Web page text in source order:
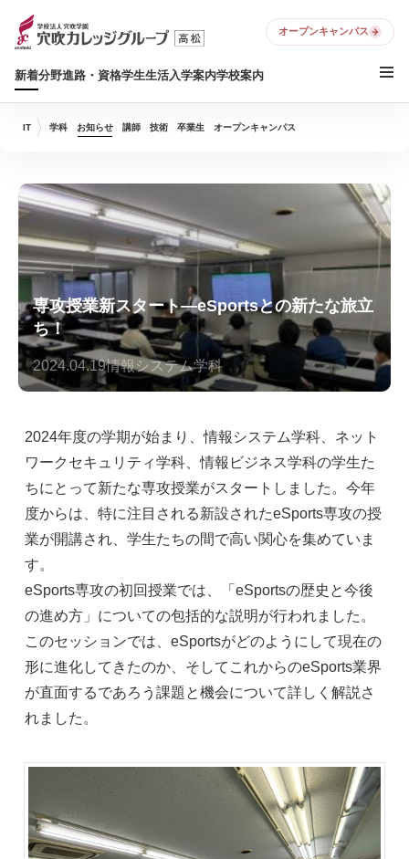
新着分野進路・資格学生生活入学案内学校案内
オープンキャンパス
IT 学科 お知らせ 講師 技術 卒業生 オープンキャンパス
専攻授業新スタート—eSportsとの新たな旅立
ち！
2024.04.19情報システム学科
2024年度の学期が始まり、情報システム学科、ネット
ワークセキュリティ学科、情報ビジネス学科の学生た
ちにとって新たな専攻授業がスタートしました。今年
度からは、特に注目される新設されたeSports専攻の授
業が開講され、学生たちの間で高い関心を集めていま
す。
eSports専攻の初回授業では、「eSportsの歴史と今後
の進め方」についての包括的な説明が行われました。
このセッションでは、eSportsがどのようにして現在の
形に進化してきたのか、そしてこれからのeSports業界
が直面するであろう課題と機会について詳しく解説さ
れました。